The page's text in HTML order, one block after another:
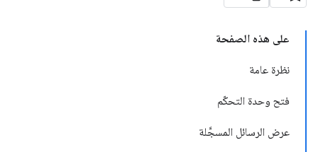
على هذه الصفحة
نظرة عامة
فتح وحدة التحكّم
عرض الرسائل المسجَّلة